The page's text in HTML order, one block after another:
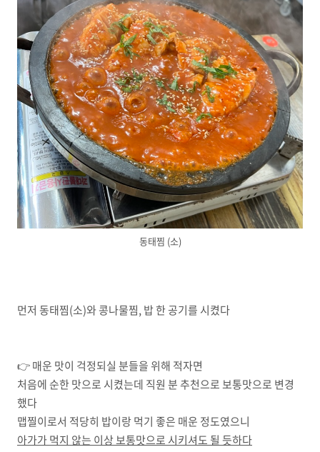
동태찜 (소)
먼저 동태찜(소)와 콩나물찜, 밥 한 공기를 시켰다
👉 매운 맛이 걱정되실 분들을 위해 적자면
처음에 순한 맛으로 시켰는데 직원 분 추천으로 보통맛으로 변경
했다
맵찔이로서 적당히 밥이랑 먹기 좋은 매운 정도였으니
아가가 먹지 않는 이상 보통맛으로 시키셔도 될 듯하다